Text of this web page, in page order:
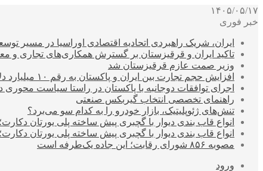
۱۴۰۵/۰۵/۱۷
خبر فوری
ایران، شریک راهبردی اتحادیه اقتصادی اوراسیا در مسیر
تاکید ایران و قرقیزستان بر گسترش همکاری‌های تجاری و
وزیر صمت عازم قرقیزستان شد
افزایش حجم تجارت بین ایران و پاکستان به رقم ۱۰ میلیارد دلار
اجرای توافقات دوجانبه با پاکستان در راستا سیاست محوری
راهنمای تخصصی انتخاب گیربکس صنعتی
تنش‌های ژئوپلیتیک، بازار خودرو را به کدام سو می‌برد؟
انواع قاب بندی دیوار با گچبری پیش ساخته پلی یورتان
انواع قاب بندی دیوار با گچبری پیش ساخته پلی یورتان
مصوبه ۸۵۶ شورای رقابت؛ این جاده یک‌طرفه است
ورود